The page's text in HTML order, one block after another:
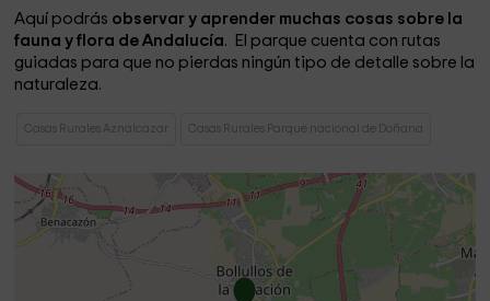
Aquí podrás observar y aprender muchas cosas sobre la
fauna y flora de Andalucía. El parque cuenta con rutas
guiadas para que no pierdas ningún tipo de detalle sobre la
naturaleza.
Casas Rurales Aznalcazar Casas Rurales Parque nacional de Doñana